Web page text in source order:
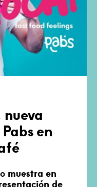
en
muestra en
de